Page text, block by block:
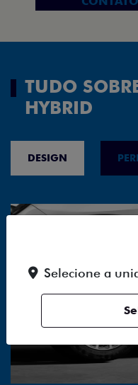
TUDO
HYBRID
DESIGN
Selecione a